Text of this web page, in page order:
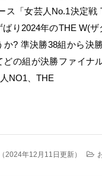
ス「女芸人No.1決定戦
ばり2024年のTHE W(
か? 準決勝38組から決
の組が決勝ファイナ
NO1、THE
（2024年12月11日更新）